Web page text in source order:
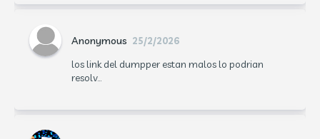
Anonymous 25/2/2026
los link del dumpper estan malos lo podrian
resolv...